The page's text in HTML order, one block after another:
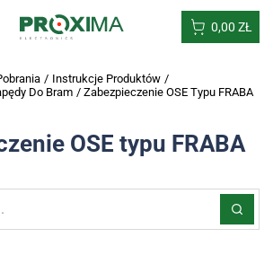
0,00 ZŁ
/ Instrukcje Produktów /
Do Bram / Zabezpieczenie OSE Typu FRABA
OSE typu FRABA